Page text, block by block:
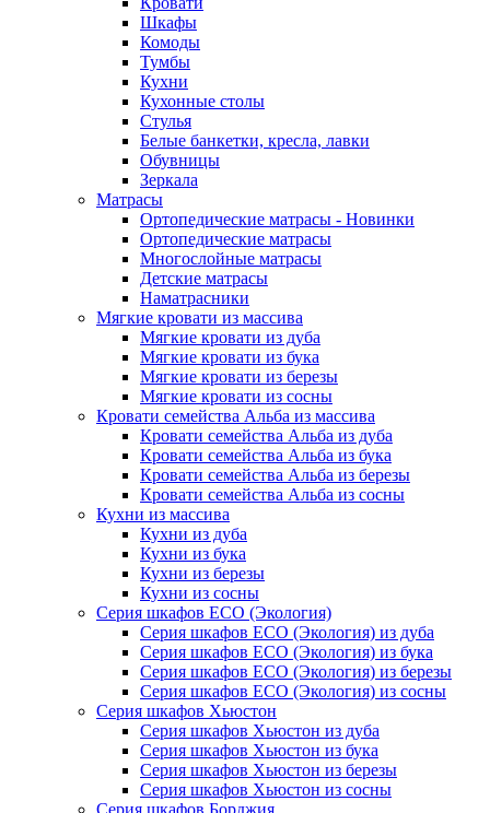
Шкафы
Комоды
Тумбы
Кухни
Кухонные столы
Стулья
Белые банкетки, кресла, лавки
Обувницы
Зеркала
Матрасы
Ортопедические матрасы - Новинки
Ортопедические матрасы
Многослойные матрасы
Детские матрасы
Наматрасники
Мягкие кровати из массива
Мягкие кровати из дуба
Мягкие кровати из бука
Мягкие кровати из березы
Мягкие кровати из сосны
Кровати семейства Альба из массива
Кровати семейства Альба из дуба
Кровати семейства Альба из бука
Кровати семейства Альба из березы
Кровати семейства Альба из сосны
Кухни из массива
Кухни из дуба
Кухни из бука
Кухни из березы
Кухни из сосны
Серия шкафов ECO (Экология)
Серия шкафов ECO (Экология) из дуба
Серия шкафов ECO (Экология) из бука
Серия шкафов ECO (Экология) из березы
Серия шкафов ECO (Экология) из сосны
Серия шкафов Хьюстон
Серия шкафов Хьюстон из дуба
Серия шкафов Хьюстон из бука
Серия шкафов Хьюстон из березы
Серия шкафов Хьюстон из сосны
Серия шкафов Борджия